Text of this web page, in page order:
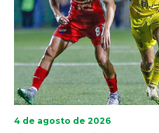
4 de agosto de 2026